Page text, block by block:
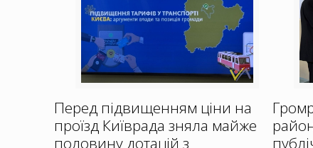
Перед підвищенням ціни на
проїзд Київрада зняла майже
половину дотацій з